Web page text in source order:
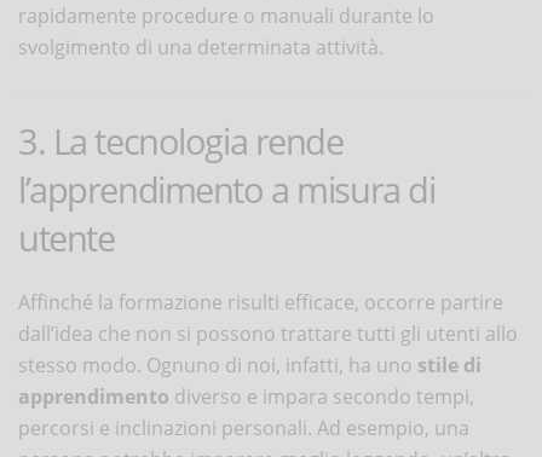
rapidamente procedure o manuali durante lo
svolgimento di una determinata attività.
3. La tecnologia rende
l’apprendimento a misura di
utente
Affinché la formazione risulti efficace, occorre partire
dall’idea che non si possono trattare tutti gli utenti allo
stesso modo. Ognuno di noi, infatti, ha uno stile di
apprendimento diverso e impara secondo tempi,
percorsi e inclinazioni personali. Ad esempio, una